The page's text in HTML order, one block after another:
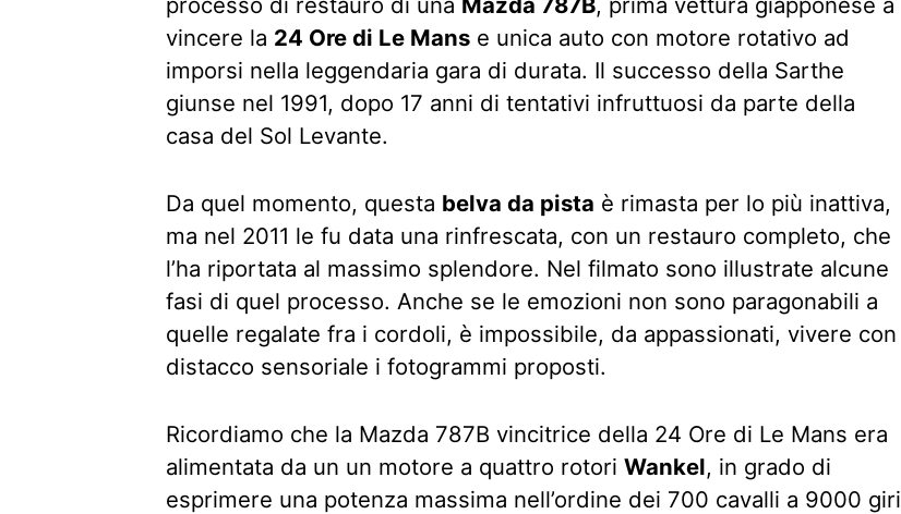
vincere la 24 Ore di Le Mans e unica auto con motore rotativo ad
imporsi nella leggendaria gara di durata. Il successo della Sarthe
giunse nel 1991, dopo 17 anni di tentativi infruttuosi da parte della
casa del Sol Levante.
Da quel momento, questa belva da pista è rimasta per lo più inattiva,
ma nel 2011 le fu data una rinfrescata, con un restauro completo, che
l’ha riportata al massimo splendore. Nel filmato sono illustrate alcune
fasi di quel processo. Anche se le emozioni non sono paragonabili a
quelle regalate fra i cordoli, è impossibile, da appassionati, vivere con
distacco sensoriale i fotogrammi proposti.
Ricordiamo che la Mazda 787B vincitrice della 24 Ore di Le Mans era
alimentata da un un motore a quattro rotori Wankel, in grado di
esprimere una potenza massima nell’ordine dei 700 cavalli a 9000 giri